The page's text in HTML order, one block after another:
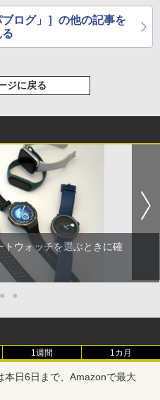
ブログ」］の他の記事を
る
ジに戻る
ウォッチを選ぶときに確
● ●
1週間 1カ月
本日6日まで、Amazonで最大